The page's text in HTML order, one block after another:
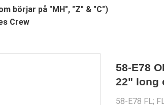
börjar på "MH", "Z" & "C")
Crew
58-E78
22" long
58-E78 FL;